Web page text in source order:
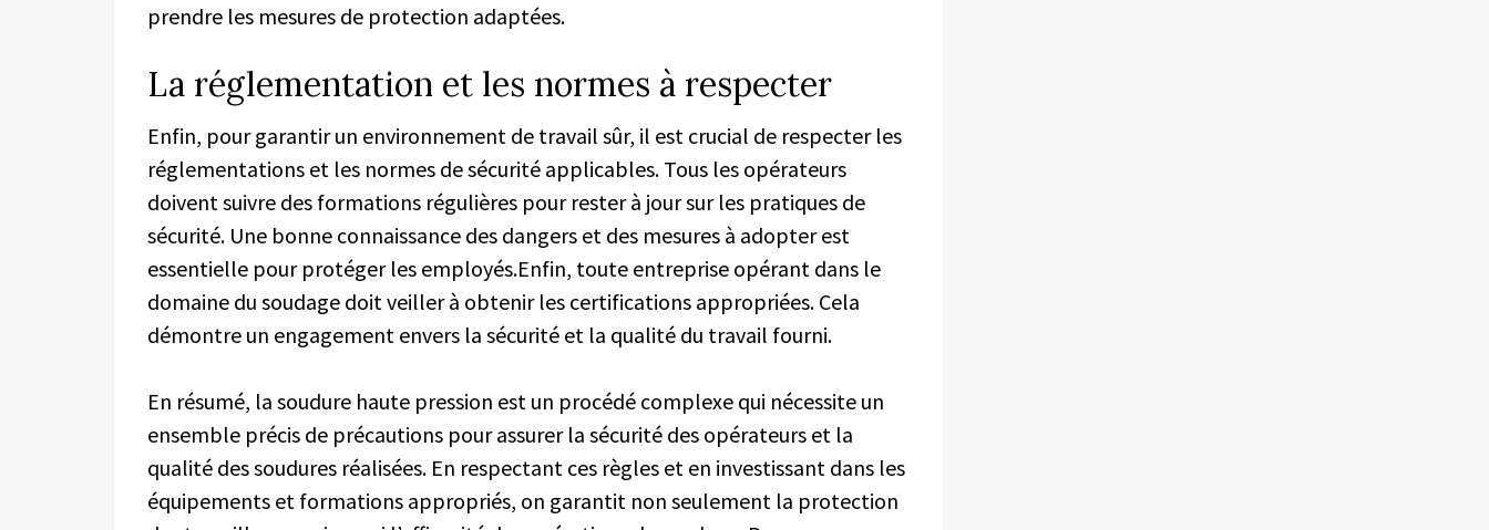
prendre les mesures de protection adaptées.
La réglementation et les normes à respecter
Enfin, pour garantir un environnement de travail sûr, il est crucial de respecter les
réglementations et les normes de sécurité applicables. Tous les opérateurs
doivent suivre des formations régulières pour rester à jour sur les pratiques de
sécurité. Une bonne connaissance des dangers et des mesures à adopter est
essentielle pour protéger les employés.Enfin, toute entreprise opérant dans le
domaine du soudage doit veiller à obtenir les certifications appropriées. Cela
démontre un engagement envers la sécurité et la qualité du travail fourni.
En résumé, la soudure haute pression est un procédé complexe qui nécessite un
ensemble précis de précautions pour assurer la sécurité des opérateurs et la
qualité des soudures réalisées. En respectant ces règles et en investissant dans les
équipements et formations appropriés, on garantit non seulement la protection